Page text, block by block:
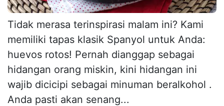
Tidak merasa terinspirasi malam ini? Kami
memiliki tapas klasik Spanyol untuk Anda:
huevos rotos! Pernah dianggap sebagai
hidangan orang miskin, kini hidangan ini
wajib dicicipi sebagai minuman beralkohol .
Anda pasti akan senang...